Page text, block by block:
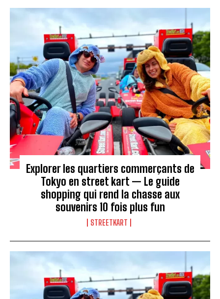
Explorer les quartiers commerçants de
Tokyo en street kart — Le guide
shopping qui rend la chasse aux
souvenirs 10 fois plus fun
STREETKART